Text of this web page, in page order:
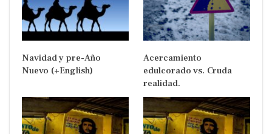
Navidad y pre-Año
Nuevo (+English)
Acercamiento
edulcorado vs. Cruda
realidad.